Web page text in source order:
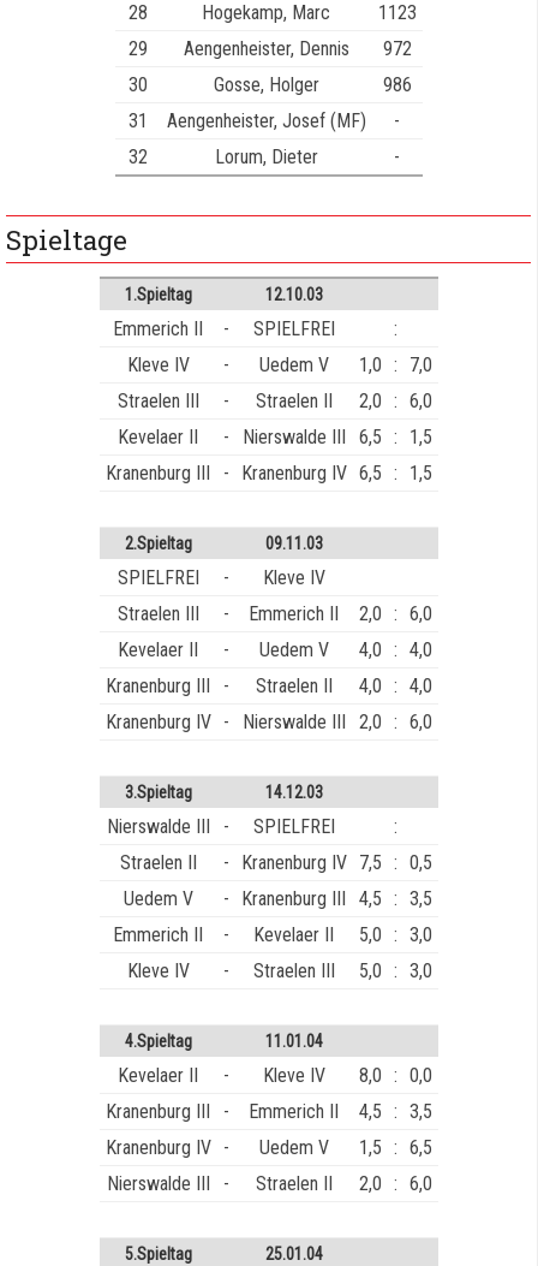
28
Hogekamp, Marc
1123
29
Aengenheister, Dennis
972
30
Gosse, Holger
986
31
Aengenheister, Josef (MF)
-
32
Lorum, Dieter -
Spieltage
1.Spieltag 12.10.03
Emmerich II - SPIELFREI
:
Kleve IV
- Uedem V 1,0 :
7,0
Straelen III
- Straelen II 2,0 : 6,0
Kevelaer II
- Nierswalde III 6,5 :
1,5
Kranenburg III
- Kranenburg IV 6,5 : 1,5
2.Spieltag 09.11.03
SPIELFREI -
Kleve IV
Straelen III
- Emmerich II 2,0 : 6,0
Kevelaer II
- Uedem V 4,0 : 4,0
Kranenburg III
- Straelen II 4,0 : 4,0
Kranenburg IV
- Nierswalde III 2,0 : 6,0
3.Spieltag 14.12.03
Nierswalde III - SPIELFREI
:
Straelen II
- Kranenburg IV 7,5 : 0,5
Uedem V
- Kranenburg III 4,5 : 3,5
Emmerich II
- Kevelaer II 5,0 : 3,0
Kleve IV
- Straelen III 5,0 : 3,0
4.Spieltag 11.01.04
Kevelaer II - Kleve IV 8,0 : 0,0
Kranenburg III
- Emmerich II 4,5 : 3,5
Kranenburg IV
- Uedem V 1,5 : 6,5
Nierswalde III
- Straelen II 2,0 : 6,0
5.Spieltag 25.01.04